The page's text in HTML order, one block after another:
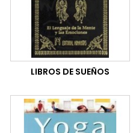
LIBROS DE SUEÑOS